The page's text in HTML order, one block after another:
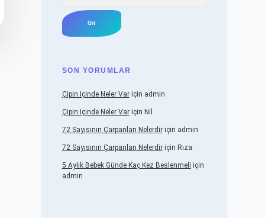
SON YORUMLAR
Çipin Içinde Neler Variçin admin
Çipin Içinde Neler Variçin Nil
72 Sayısının Çarpanları Nelerdiriçin admin
72 Sayısının Çarpanları Nelerdiriçin Rıza
5 Aylık Bebek Günde Kaç Kez Beslenmeli için
admin